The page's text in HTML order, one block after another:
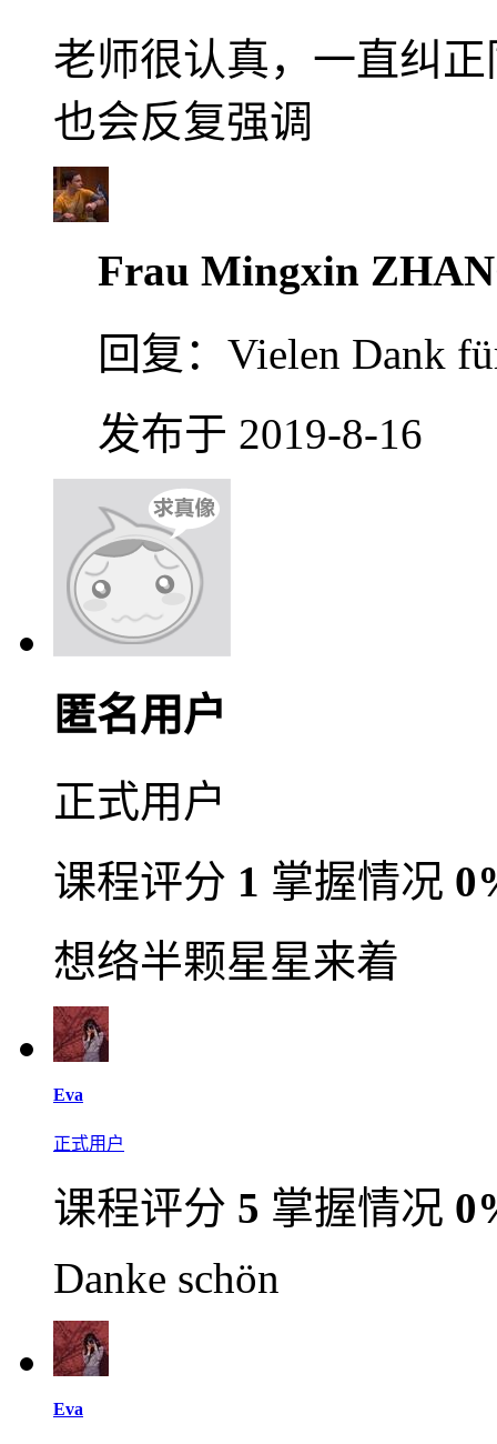
老师很认真，一直纠
也会反复强调
Frau Mingxin
回复： Vielen Dank
发布于 2019-8-16
匿名用户
正式用户
课程评分 1 掌握情况
想络半颗星星来着
Eva
正式用户
课程评分 5 掌握情况
Danke schön
Eva